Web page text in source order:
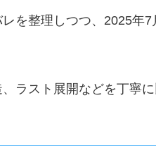
を整理しつつ、2025年
ラスト展開などを丁寧